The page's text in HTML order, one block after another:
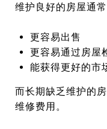
维护良好的房屋通常
更容易出售
更容易通过房屋
能获得更好的市
而长期缺乏维护的
维修费用。